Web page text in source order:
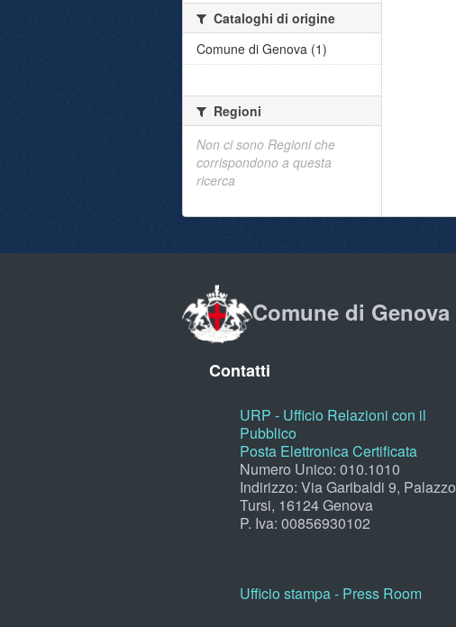
Cataloghi di origine
Comune di Genova (1)
Regioni
Non ci sono Regioni che
corrispondono a questa
ricerca
Comune di Genova
Contatti
URP - Ufficio Relazioni con il
Pubblico
Posta Elettronica Certificata
Numero Unico: 010.1010
Indirizzo: Via Garibaldi 9, Palazzo
Tursi, 16124 Genova
P. Iva: 00856930102
Ufficio stampa - Press Room